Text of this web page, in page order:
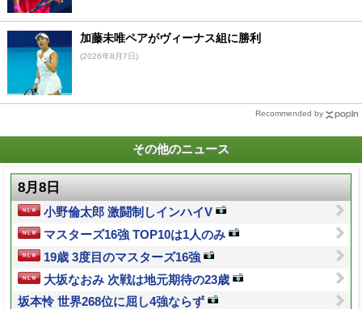
加藤未唯ペアがヴィーナス組に勝利
(2026年8月7日)
Recommended by
その他のニュース
8月8日
小野倫太郎 激闘制しインハイV
マスターズ16強 TOP10は1人のみ
19歳 3度目のマスターズ16強
大坂なおみ 次戦は地元期待の23歳
坂本怜 世界268位に屈し4強ならず